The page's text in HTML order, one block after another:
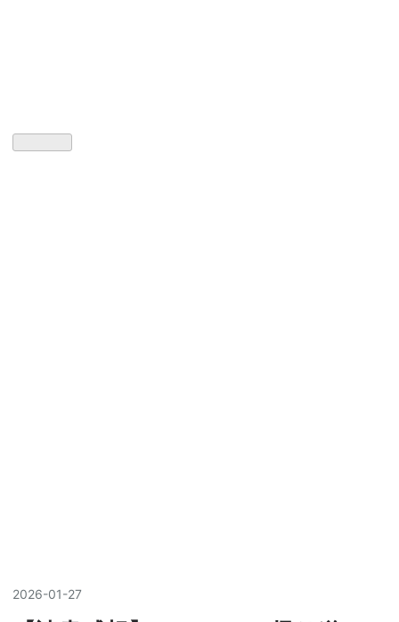
2026-01-27